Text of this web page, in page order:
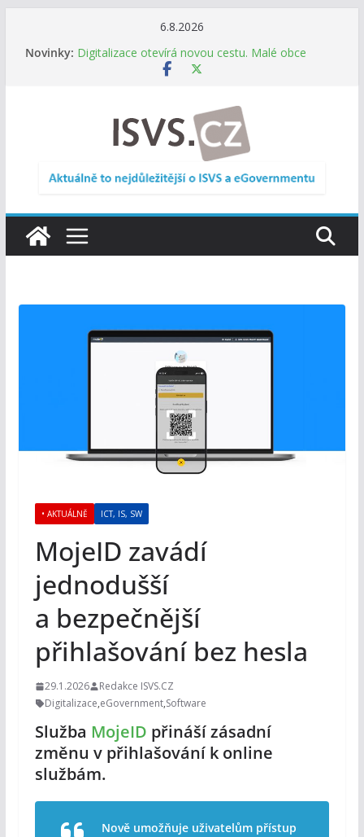
6.8.2026
Novinky: Informace o obcích vždy po ruce. SMS ČR spouští
novou mobilní aplikaci
DIA: Stát poprvé v historii zapojuje širokou
veřejnost do testování digitálních služeb
DIA: Informační systém dlouhodobého řízení
(ISDŘ) je od července v plném provozu
RVIS – Výbor pro architekturu a řízení ICT
• AKTUÁLNĚ ICT, IS, SW
MojeID zavádí
jednodušší
a bezpečnější
přihlašování bez hesla
29.1.2026
Redakce ISVS.CZ
Digitalizace,eGovernment,Software
Služba MojeID přináší zásadní
změnu v přihlašování k online
službám.
Nově umožňuje uživatelům přístup